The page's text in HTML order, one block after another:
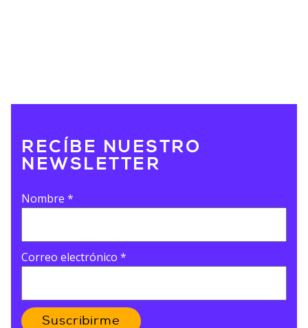
RECÍBE NUESTRO
NEWSLETTER
Nombre *
Correo electrónico *
Suscribirme